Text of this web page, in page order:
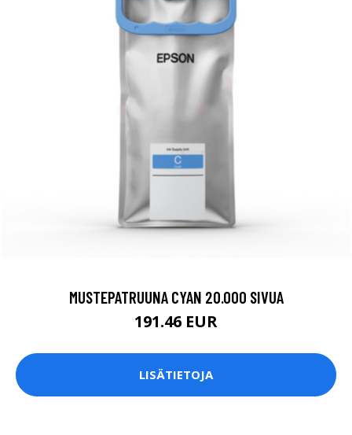
MUSTEPATRUUNA CYAN 20.000 SIVUA
191.46 EUR
LISÄTIETOJA